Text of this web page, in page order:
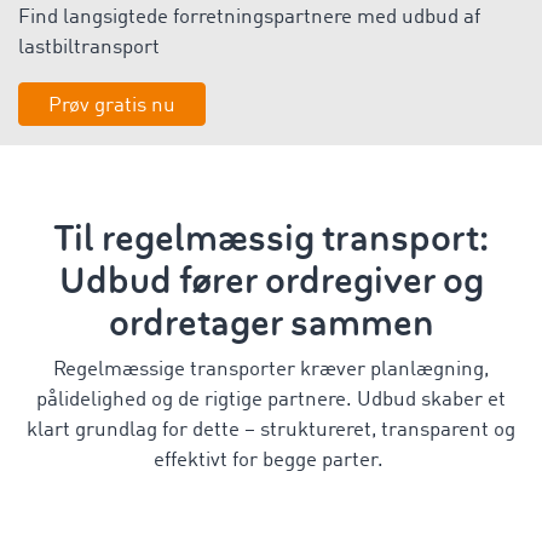
Find langsigtede forretningspartnere med udbud af
lastbiltransport
Prøv gratis nu
Til regelmæssig transport:
Udbud fører ordregiver og
ordretager sammen
Regelmæssige transporter kræver planlægning,
pålidelighed og de rigtige partnere. Udbud skaber et
klart grundlag for dette – struktureret, transparent og
effektivt for begge parter.